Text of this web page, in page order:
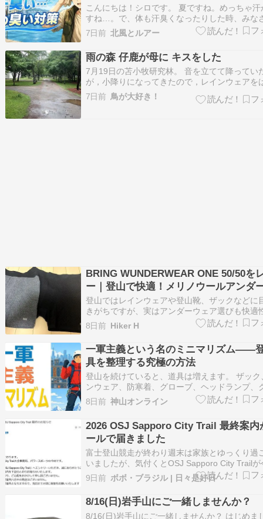
こんにちは！シロです。 夏ですね。めっちゃ汗
すね…。で、体も汗臭くなったりした時、みな
うしてますか？ もちろん、風呂に入る！なんで
最近私がハマっているアイテムをご紹介したい
ます。 シロ 海も山も、この時期涼しいはずの
いても汗がびっしょりなんてのは日…
7日前 北風とルアー
雨の森 仔鹿が母に キスをした
7月19日の苫小牧研究林。 音を立てて降ってい
が，小降りになってきたので，レインウェアを
り，急ぎ足で研究林を一周することにした。 渓
らかに澄んだ流れは，増水して，川幅が広がり
7日前 鳥が大好き！
BRING WUNDERWEAR ONE 50/50を
ー｜登山で快適！メリノウールアンダ
ツの履き心地・防臭性を徹底解説
登山ではレインウェアや登山靴、ザックなどに
きがちですが、実はアンダーウェア選びも快適
きく左右する重要なアイテムです。 どんなに高
登山ウェアを着ていても、アンダーパンツが汗
ついたり、蒸れたり、股ずれが起きたりすると
中ストレスを感じながら歩くことになっ…
8日前 Hiker H
一軍主義という名のミニマリズム――
具を整理する究極の方法
登山を続けていると、道具は増えます。 ザック
ンウェア、防寒着、グローブ、ヘッドランプ、
ー、シュラフ、マット。用途や季節が少し違う
で、似たような道具がいつの間にか並びます。
ん、買ったときにはそれぞれ理由がありました
持っているものより軽かった。 少し…
8日前 神山オンライン
2026 OSJ Sapporo City Trail 最終案内
ールで届きました
富士登山競走が終わり週末は家族とゆっくり過
いましたが、気付くとOSJ Sapporo City Trailが
に迫ってエントリーリストが公開され、メール
案内が届いていました。 最終案内 大会スケジ
やルールの再掲、必携品チェックするよとの記
りました。 と…
9日前 ボボ・ブラジル | 日々是好日
8/16(日)岩手山にご一緒しませんか？
8/16(日)岩手山にご一緒しませんか？ はじめま